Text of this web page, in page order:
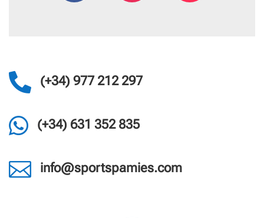
 (+34) 977 212 297
 (+34) 631 352 835
 info@sportspamies.com